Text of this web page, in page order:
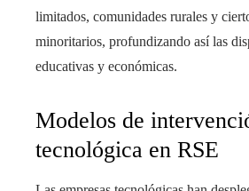
limitados, comunidades rurales y
minoritarios, profundizando así las
educativas y económicas.
Modelos de
tecnológica en RSE